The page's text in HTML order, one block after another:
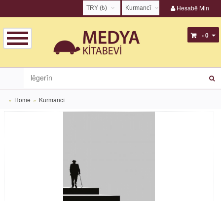
Hesabê Min
Kurmancî
Türkçe
Zazakî
TRY (₺)
EUR (€)
TRY (₺)
GBP (£)
- 0
Home Kurmancî